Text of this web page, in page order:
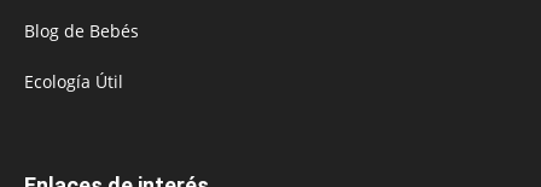
Blog de Bebés
Ecología Útil